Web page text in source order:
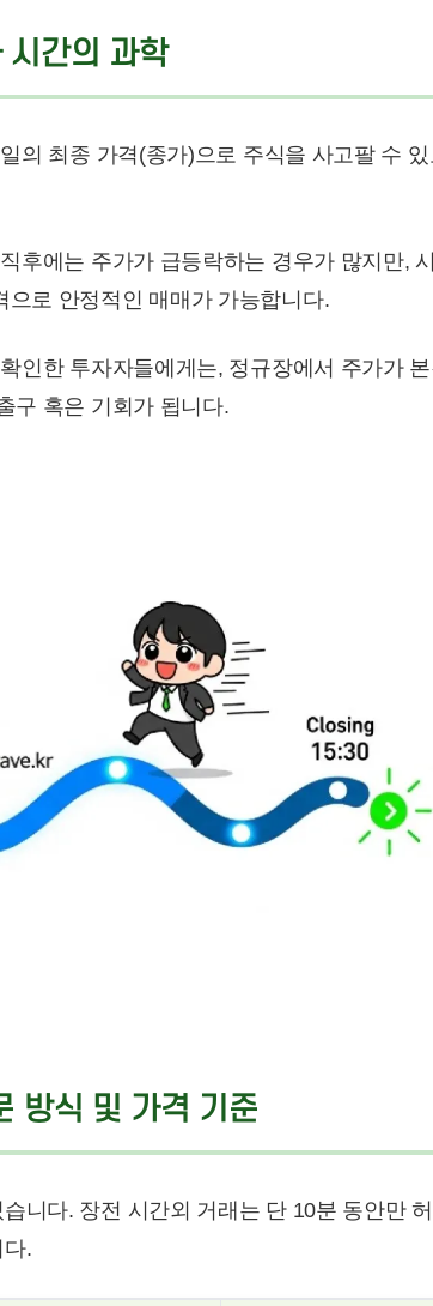
시간의 과학
의 최종 가격(종가)으로 주식을 사고팔 수
후에는 주가가 급등락하는 경우가 많지만,
로 안정적인 매매가 가능합니다.
인한 투자자들에게는, 정규장에서 주가가
구 혹은 기회가 됩니다.
방식 및 가격 기준
니다. 장전 시간외 거래는 단 10분 동안만
.